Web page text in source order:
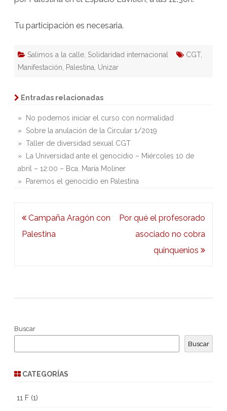
Tu participación es necesaria.
Salimos a la calle Solidaridad internacional CGT,
Manifestación Palestina Unizar
Entradas relacionadas
» No podemos iniciar el curso con normalidad
» Sobre la anulación de la Circular 1/2019
» Taller de diversidad sexual CGT
» La Universidad ante el genocidio – Miércoles 10 de
abril – 12:00 – Bca. María Moliner
» Paremos el genocidio en Palestina
Navegación
de
Campaña Aragón con
Palestina
Por qué el profesorado
asociado no cobra
quinquenios
Buscar
Buscar
CATEGORÍAS
11 F (1)